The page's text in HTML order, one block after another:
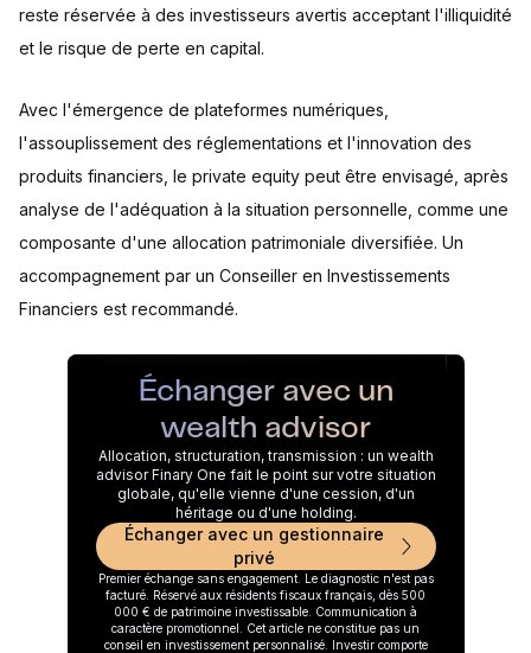
reste réservée à des investisseurs avertis acceptant l'illiquidité
et le risque de perte en capital.
Avec l'émergence de plateformes numériques,
l'assouplissement des réglementations et l'innovation des
produits financiers, le private equity peut être envisagé, après
analyse de l'adéquation à la situation personnelle, comme une
composante d'une allocation patrimoniale diversifiée. Un
accompagnement par un Conseiller en Investissements
Financiers est recommandé.
Échanger avec un
wealth advisor
Allocation, structuration, transmission : un wealth
advisor Finary One fait le point sur votre situation
globale, qu'elle vienne d'une cession, d'un
héritage ou d'une holding.
Échanger avec un gestionnaire
privé
Premier échange sans engagement. Le diagnostic n'est pas
facturé. Réservé aux résidents fiscaux français, dès 500
000 € de patrimoine investissable. Communication à
caractère promotionnel. Cet article ne constitue pas un
conseil en investissement personnalisé. Investir comporte